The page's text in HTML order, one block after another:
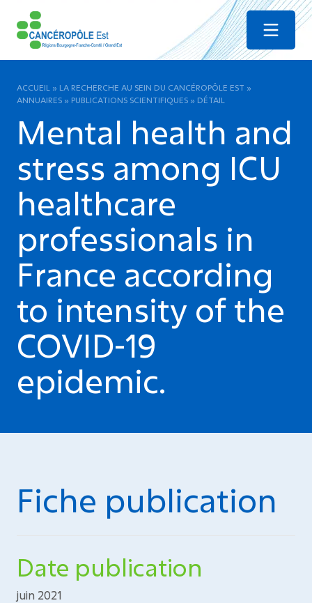
Menu
ACCUEIL » LA RECHERCHE AU SEIN DU CANCÉROPÔLE EST »
ANNUAIRES » PUBLICATIONS SCIENTIFIQUES » DÉTAIL
Mental health and
stress among ICU
healthcare
professionals in
France according
to intensity of the
COVID-19
epidemic.
Fiche publication
Date publication
juin 2021